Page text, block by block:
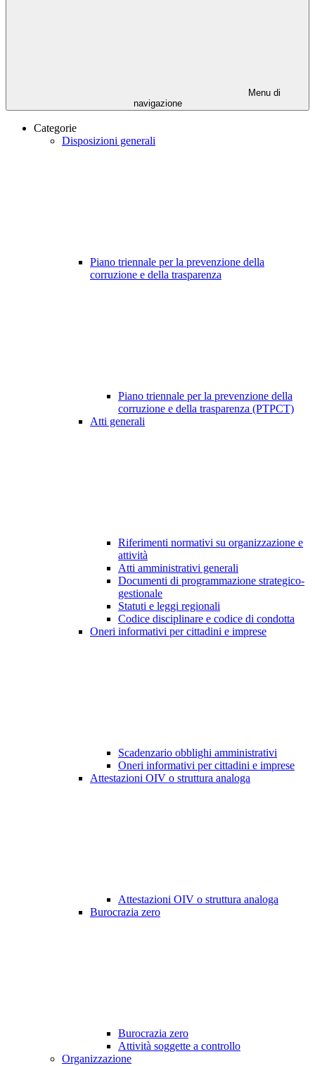
Menu di
navigazione
Categorie
Disposizioni generali
Piano triennale per la prevenzione della
corruzione e della trasparenza
Piano triennale per la prevenzione della
corruzione e della trasparenza (PTPCT)
Atti generali
Riferimenti normativi su organizzazione e
attività
Atti amministrativi generali
Documenti di programmazione strategico-
gestionale
Statuti e leggi regionali
Codice disciplinare e codice di condotta
Oneri informativi per cittadini e imprese
Scadenzario obblighi amministrativi
Oneri informativi per cittadini e imprese
Attestazioni OIV o struttura analoga
Attestazioni OIV o struttura analoga
Burocrazia zero
Burocrazia zero
Attività soggette a controllo
Organizzazione